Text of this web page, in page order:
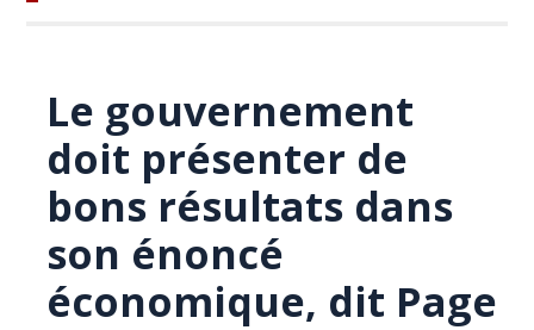
Le gouvernement
doit présenter de
bons résultats dans
son énoncé
économique, dit Page